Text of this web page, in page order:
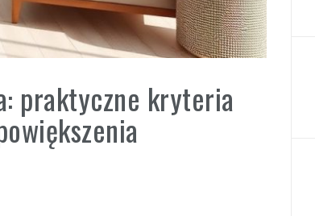
praktyczne kryteria